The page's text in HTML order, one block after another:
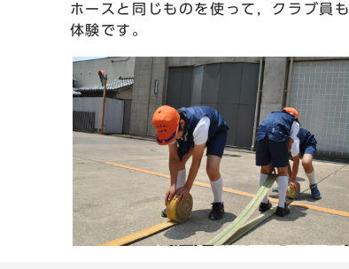
ホースと同じものを使って，クラブ員も
体験です。